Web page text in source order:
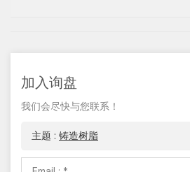
加入询盘
我们会尽快与您联系！
主题 : 铸造树脂